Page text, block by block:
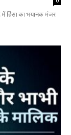
में हिंसा का भयानक मंजर